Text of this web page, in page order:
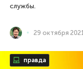
службы.
29 октября 2021
правда